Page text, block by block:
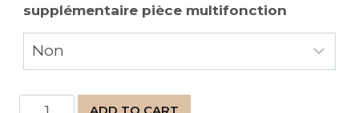
supplémentaire pièce multifonction
Pièce